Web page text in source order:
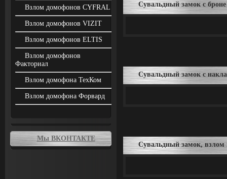
Взлом домофонов CYFRAL
Взлом домофонов VIZIT
Взлом домофонов ELTIS
Взлом домофонов
Факториал
Взлом домофона ТехКом
Взлом домофона Форвард
Мы ВКОНТАКТЕ
Сувальдный замок с
Сувальдный замок с
Сувальдный замок, взлом